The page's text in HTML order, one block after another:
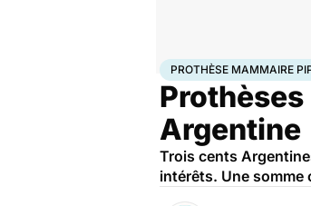
AccueilSantéSociétéJustice
PROTHÈSE MAMMAIRE
Argentine
Trois cents
intérêts. Une somme